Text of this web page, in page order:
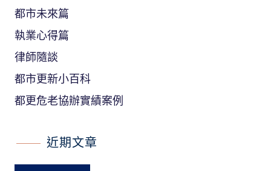
都市未來篇
執業心得篇
律師隨談
都市更新小百科
都更危老協辦實績案例
近期文章